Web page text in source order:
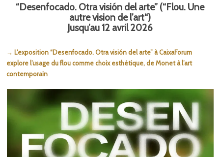
“Desenfocado. Otra visión del arte” (“Flou. Une
autre vision de l’art“)
Jusqu’au 12 avril 2026
→ L’exposition “Desenfocado. Otra visión del arte” à CaixaForum
explore l’usage du flou comme choix esthétique, de Monet à l’art
contemporain